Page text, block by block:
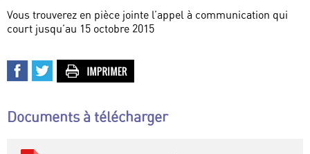
Vous trouverez en pièce jointe l’appel à communication qui
court jusqu’au 15 octobre 2015
Documents à télécharger